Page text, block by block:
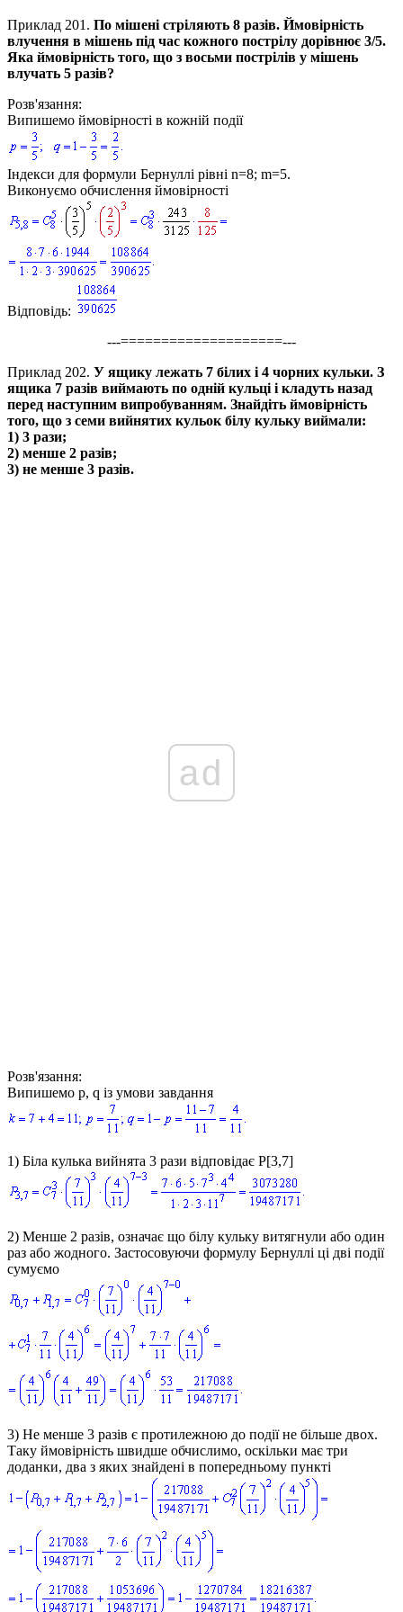
Приклад 201. По мішені стріляють 8 разів. Ймовірність
влучення в мішень під час кожного пострілу дорівнює 3/5.
Яка ймовірність того, що з восьми пострілів у мішень
влучать 5 разів?
Розв'язання:
Випишемо ймовірності в кожній події
Індекси для формули Бернуллі рівні n=8; m=5.
Виконуємо обчислення ймовірності
Відповідь:
---====================---
Приклад 202. У ящику лежать 7 білих і 4 чорних кульки. З
ящика 7 разів виймають по одній кульці і кладуть назад
перед наступним випробуванням. Знайдіть ймовірність
того, що з семи вийнятих кульок білу кульку виймали:
1) 3 рази;
2) менше 2 разів;
3) не менше 3 разів.
ad
Розв'язання:
Випишемо p, q із умови завдання
1) Біла кулька вийнята 3 рази відповідає P[3,7]
2) Менше 2 разів, означає що білу кульку витягнули або один
раз або жодного. Застосовуючи формулу Бернуллі ці дві події
сумуємо
3) Не менше 3 разів є протилежною до події не більше двох.
Таку ймовірність швидше обчислимо, оскільки має три
доданки, два з яких знайдені в попередньому пункті